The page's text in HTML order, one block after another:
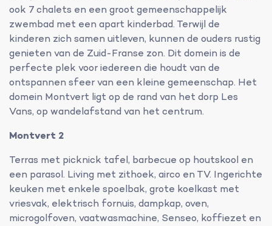
ook 7 chalets en een groot gemeenschappelijk
zwembad met een apart kinderbad. Terwijl de
kinderen zich samen uitleven, kunnen de ouders rustig
genieten van de Zuid-Franse zon. Dit domein is de
perfecte plek voor iedereen die houdt van de
ontspannen sfeer van een kleine gemeenschap. Het
domein Montvert ligt op de rand van het dorp Les
Vans, op wandelafstand van het centrum.
Montvert 2
Terras met picknick tafel, barbecue op houtskool en
een parasol. Living met zithoek, airco en TV. Ingerichte
keuken met enkele spoelbak, grote koelkast met
vriesvak, elektrisch fornuis, dampkap, oven,
microgolfoven, vaatwasmachine, Senseo, koffiezet en